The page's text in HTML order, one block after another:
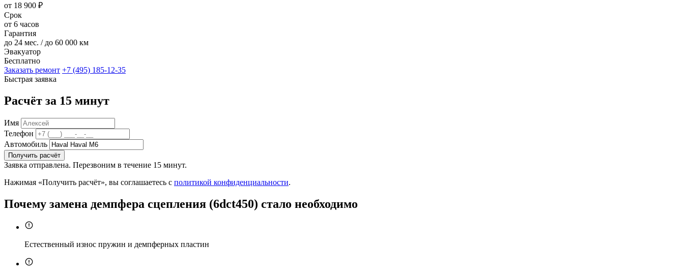
от 18 900 ₽
Срок
от 6 часов
Гарантия
до 24 мес. / до 60 000 км
Эвакуатор
Бесплатно
Заказать ремонт +7 (495) 185-12-35
Быстрая заявка
Расчёт за 15 минут
Имя
Телефон
Автомобиль
Получить расчёт
Заявка отправлена. Перезвоним в течение 15 минут.
Нажимая «Получить расчёт», вы соглашаетесь с политикой конфиденциальности.
Почему замена демпфера сцепления (6dct450) стало необходимо
Естественный износ пружин и демпферных пластин